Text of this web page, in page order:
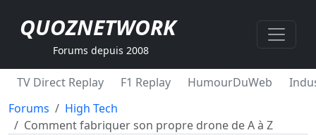
QUOZNETWORK
Forums depuis 2008
TV Direct Replay F1 Replay HumourDuWeb
Forums
High Tech
Comment fabriquer son propre drone de A à Z